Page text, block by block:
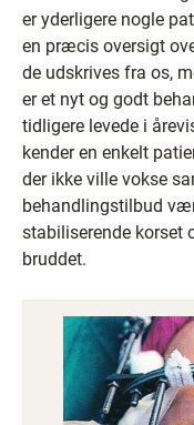
er yderligere nogle
en præcis oversigt
de udskrives fra os,
er et nyt og godt
tidligere levede i
kender en enkelt
der ikke ville vokse
behandlingstilbud
stabiliserende korset
bruddet.